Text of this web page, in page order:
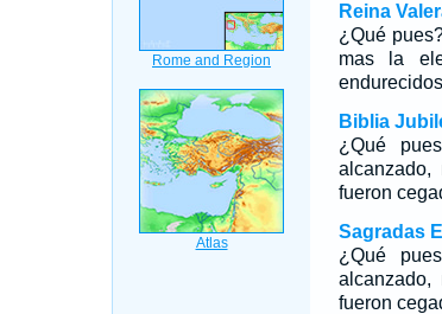
Reina
¿Qué
mas la
Biblia
¿Qué
fueron
Sagradas
¿Qué
fueron